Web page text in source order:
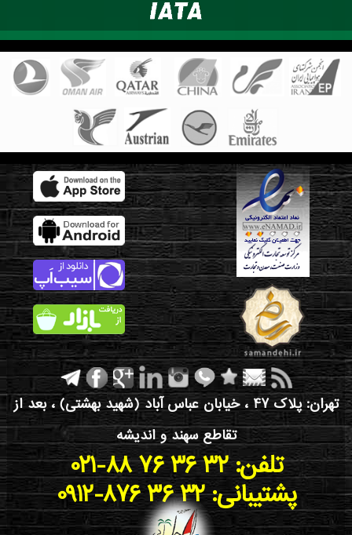
تهران: پلاک 47 ، خیابان عباس آباد (شهید بهشتی) ، بعد از
تقاطع سهند و اندیشه
021-88 76 36 32 :تلفن
0912-876 36 32 :پشتیبانی